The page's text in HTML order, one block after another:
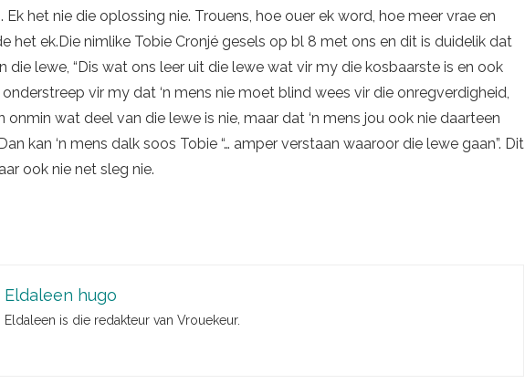
het nie die oplossing nie. Trouens, hoe ouer ek word, hoe meer vrae en
het ek.Die nimlike Tobie Cronjé gesels op bl 8 met ons en dit is duidelik dat
die lewe, “Dis wat ons leer uit die lewe wat vir my die kosbaarste is en ook
vir my dat ‘n mens nie moet blind wees vir die onregverdigheid,
onmin wat deel van die lewe is nie, maar dat ‘n mens jou ook nie daarteen
kan ‘n mens dalk soos Tobie “… amper verstaan waaroor die lewe gaan”. Dit
ook nie net sleg nie.
Eldaleen hugo
Eldaleen is die redakteur van Vrouekeur.